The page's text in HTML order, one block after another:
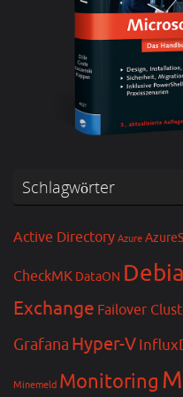
Schlagwörter
Active Directory Azure
CheckMK DataON
Exchange Failover
Grafana Hyper-V
Minemeld Monitoring